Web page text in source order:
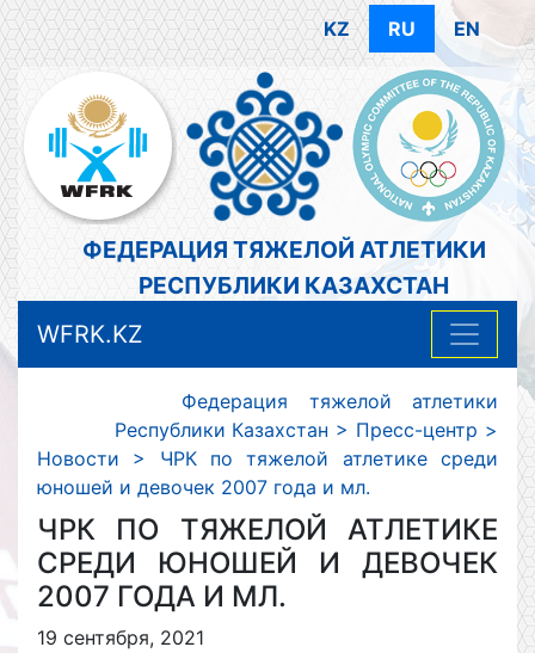
KZ RU EN
ФЕДЕРАЦИЯ ТЯЖЕЛОЙ АТЛЕТИКИ
РЕСПУБЛИКИ КАЗАХСТАН
WFRK.KZ
Федерация тяжелой атлетики
Республики Казахстан > Пресс-центр >
Новости > ЧРК по тяжелой атлетике среди
юношей и девочек 2007 года и мл.
ЧРК ПО ТЯЖЕЛОЙ АТЛЕТИКЕ
СРЕДИ ЮНОШЕЙ И ДЕВОЧЕК
2007 ГОДА И МЛ.
19 сентября, 2021